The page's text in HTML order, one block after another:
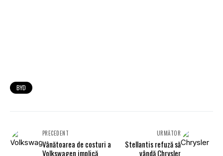
BYD
PRECEDENT
Vânătoarea de costuri a
Volkswagen implică
URMĂTOR
Stellantis refuză să
vândă Chrysler